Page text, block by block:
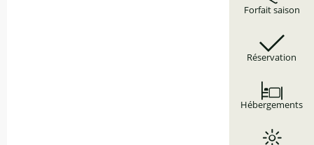
Forfait saison
Réservation
Hébergements